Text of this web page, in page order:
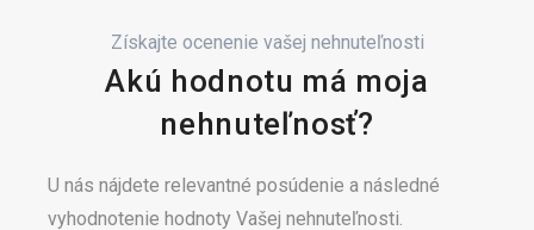
Získajte ocenenie vašej nehnuteľnosti
Akú hodnotu má moja
nehnuteľnosť?
U nás nájdete relevantné posúdenie a následné
vyhodnotenie hodnoty Vašej nehnuteľnosti.